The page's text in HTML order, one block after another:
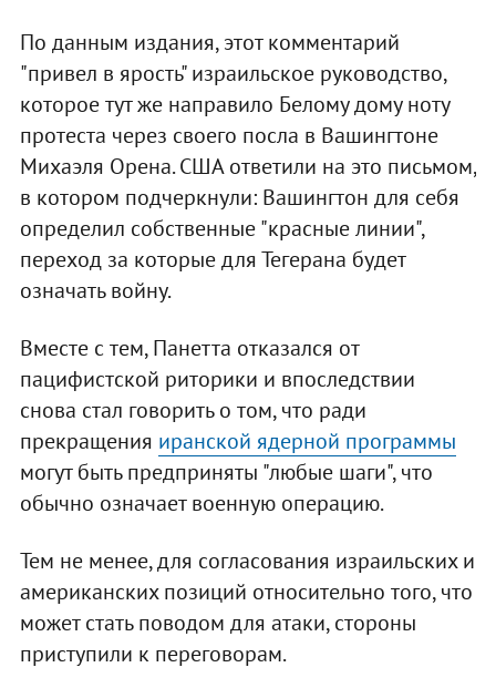
По данным издания, этот комментарий
"привел в ярость" израильское руководство,
которое тут же направило Белому дому ноту
протеста через своего посла в Вашингтоне
Михаэля Орена. США ответили на это письмом,
в котором подчеркнули: Вашингтон для себя
определил собственные "красные линии",
переход за которые для Тегерана будет
означать войну.
Вместе с тем, Панетта отказался от
пацифистской риторики и впоследствии
снова стал говорить о том, что ради
прекращения иранской ядерной программы
могут быть предприняты "любые шаги", что
обычно означает военную операцию.
Тем не менее, для согласования израильских и
американских позиций относительно того, что
может стать поводом для атаки, стороны
приступили к переговорам.